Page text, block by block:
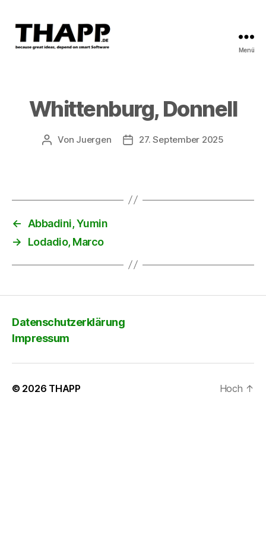
Menü
Whittenburg, Donnell
Beitragsautor
Von Juergen Beitragsdatum
27. September 2025
← Abbadini, Yumin
→
Lodadio, Marco
Datenschutzerklärung
Impressum
© 2026 THAPP Hoch ↑